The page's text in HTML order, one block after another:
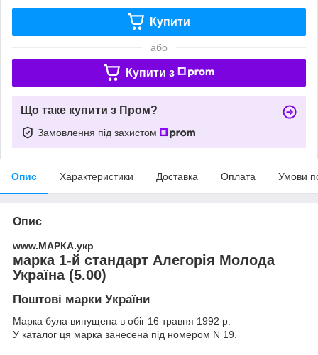
Купити
або
Купити з
Що таке купити з Пром?
Замовлення під захистом
Опис Характеристики Доставка Оплата Умови
Опис
www.МАРКА.укр
марка 1-й стандарт Алегорія Молода
Україна (5.00)
Поштові марки України
Марка була випущена в обіг 16 травня 1992 р.
У каталог ця марка занесена під номером N 19.